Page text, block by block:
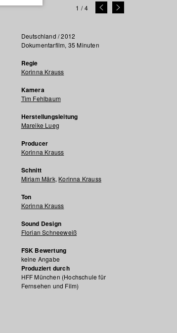
1 /4
Deutschland / 2012
Dokumentarfilm, 35 Minuten
Regie
Korinna Krauss
Kamera
Tim Fehlbaum
Herstellungsleitung
Mareike Lueg
Producer
Korinna Krauss
Schnitt
Miriam Märk, Korinna Krauss
Ton
Korinna Krauss
Sound Design
Florian Schneeweiß
FSK Bewertung
keine Angabe
Produziert durch
HFF München (Hochschule für
Fernsehen und Film)